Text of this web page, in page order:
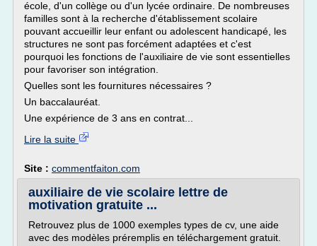
école, d'un collège ou d'un lycée ordinaire. De nombreuses
familles sont à la recherche d'établissement scolaire
pouvant accueillir leur enfant ou adolescent handicapé, les
structures ne sont pas forcément adaptées et c'est
pourquoi les fonctions de l'auxiliaire de vie sont essentielles
pour favoriser son intégration.
Quelles sont les fournitures nécessaires ?
Un baccalauréat.
Une expérience de 3 ans en contrat...
Lire la suite
Site : commentfaiton.com
auxiliaire de vie scolaire lettre de
motivation gratuite ...
Retrouvez plus de 1000 exemples types de cv, une aide
avec des modèles préremplis en téléchargement gratuit.